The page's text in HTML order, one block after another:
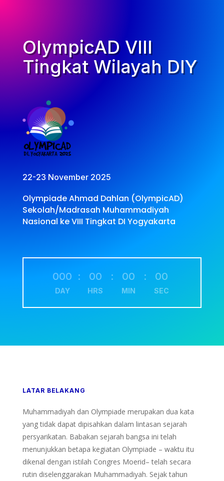
OlympicAD VIII
Tingkat Wilayah DIY
22-23 November 2025
Olympiade Ahmad Dahlan (OlympicAD)
Sekolah/Madrasah Muhammadiyah
Nasional ke VIII Tingkat DI Yogyakarta
000
DAY
: 00
HRS
: 00
MIN
: 00
SEC
LATAR BELAKANG
Muhammadiyah dan Olympiade merupakan dua kata
yang tidak dapat dipisahkan dalam lintasan sejarah
persyarikatan. Babakan sejarah bangsa ini telah
menunjukkan betapa kegiatan Olympiade – waktu itu
dikenal dengan istilah Congres Moerid– telah secara
rutin diselenggarakan Muhammadiyah. Sejak tahun